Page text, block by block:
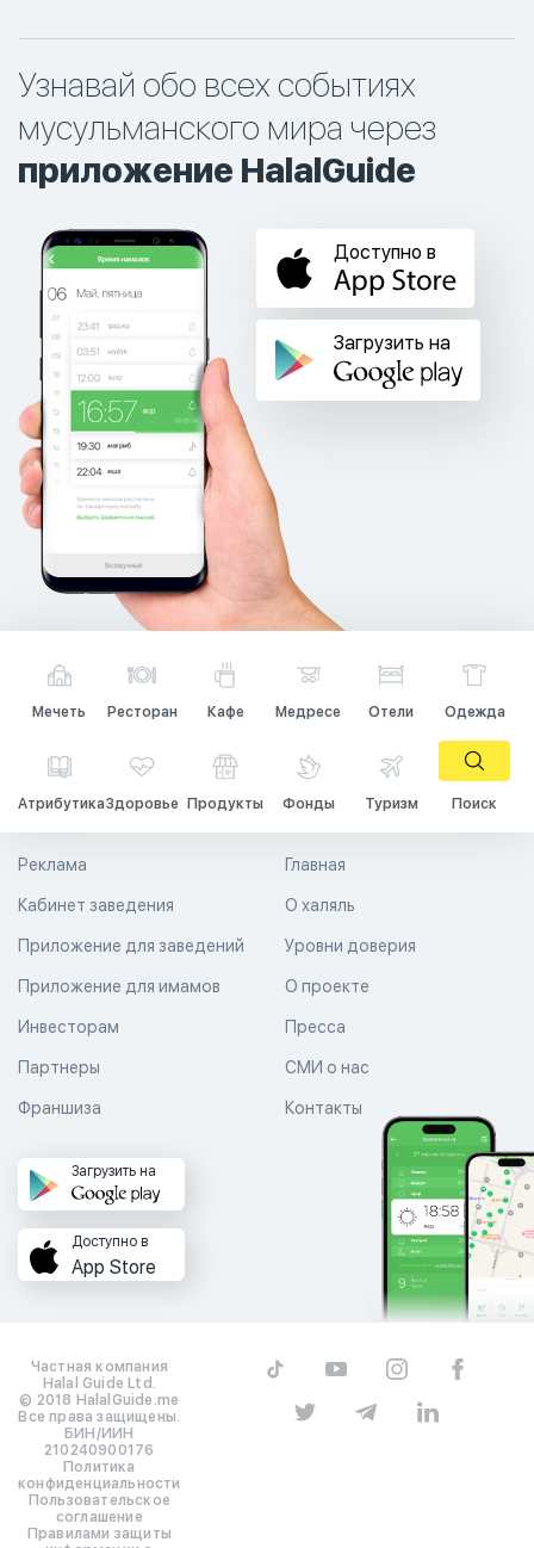
Узнавай обо всех событиях
мусульманского мира через
приложение HalalGuide
Доступно в
Загрузить на
Мечеть Ресторан Кафе Медресе Отели Одежда
АтрибутикаЗдоровье Продукты Фонды Туризм Поиск
Главная
О халяль
Уровни доверия
Реклама
Кабинет заведения
Приложение для заведений
Приложение для имамов О проекте
Пресса
СМИ о нас
Контакты
Инвесторам
Партнеры
Франшиза
Загрузить на
Доступно в
App Store
Частная компания
Halal Guide Ltd.
© 2018 HalalGuide.me
Все права защищены.
БИН/ИИН
210240900176
Политика
конфиденциальности
Пользовательское
соглашение
Правилами защиты